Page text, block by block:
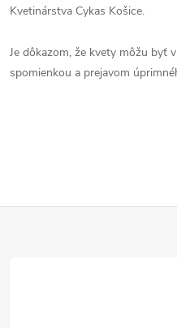
Kvetinárstva Cykas Košice.
Je dôkazom, že kvety môžu byť
spomienkou a prejavom